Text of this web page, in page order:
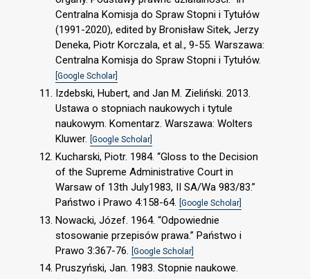
Centralna Komisja do Spraw Stopni i Tytułów
(1991-2020), edited by Bronisław Sitek, Jerzy
Deneka, Piotr Korczala, et al., 9-55. Warszawa:
Centralna Komisja do Spraw Stopni i Tytułów.
[Google Scholar]
Izdebski, Hubert, and Jan M. Zieliński. 2013.
Ustawa o stopniach naukowych i tytule
naukowym. Komentarz. Warszawa: Wolters
Kluwer. [Google Scholar]
Kucharski, Piotr. 1984. “Gloss to the Decision
of the Supreme Administrative Court in
Warsaw of 13th July1983, II SA/Wa 983/83.”
Państwo i Prawo 4:158-64. [Google Scholar]
Nowacki, Józef. 1964. “Odpowiednie
stosowanie przepisów prawa.” Państwo i
Prawo 3:367-76.
[Google Scholar]
Pruszyński, Jan. 1983. Stopnie naukowe.